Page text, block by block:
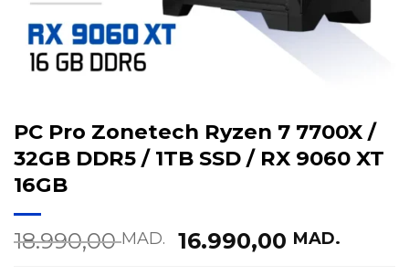
PC Pro Zonetech Ryzen 7 7700X /
32GB DDR5 / 1TB SSD / RX 9060 XT
16GB
18.990,00MAD.
Le
16.990,00 MAD.